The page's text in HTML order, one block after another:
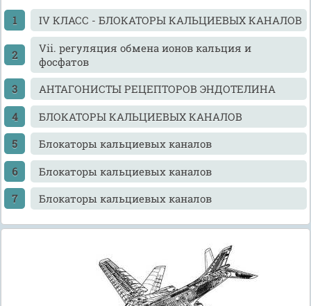
IV КЛАСС - БЛОКАТОРЫ КАЛЬЦИЕВЫХ КАНАЛОВ
Vii. регуляция обмена ионов кальция и
фосфатов
АНТАГОНИСТЫ РЕЦЕПТОРОВ ЭНДОТЕЛИНА
БЛОКАТОРЫ КАЛЬЦИЕВЫХ КАНАЛОВ
Блокаторы кальциевых каналов
Блокаторы кальциевых каналов
Блокаторы кальциевых каналов